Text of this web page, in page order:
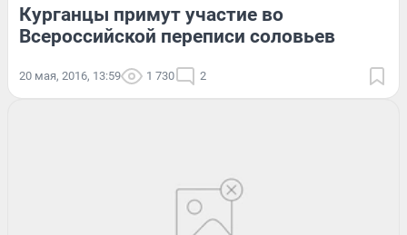
Курганцы примут участие во
Всероссийской переписи соловьев
20 мая, 2016, 13:59 1 730 2